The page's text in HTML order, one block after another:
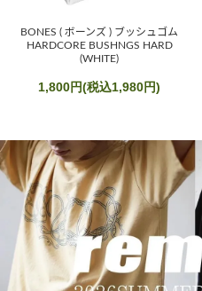
BONES ( ボーンズ ) ブッシュゴム
HARDCORE BUSHNGS HARD
(WHITE)
1,800円(税込1,980円)